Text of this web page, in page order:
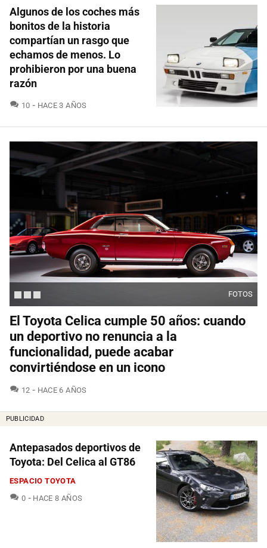
Algunos de los coches más
bonitos de la historia
compartían un rasgo que
echamos de menos. Lo
prohibieron por una buena
razón
10 COMENTARIOS
HACE 3 AÑOS
FOTOS
El Toyota Celica cumple 50 años: cuando
un deportivo no renuncia a la
funcionalidad, puede acabar
convirtiéndose en un icono
12 COMENTARIOS
HACE 6 AÑOS
PUBLICIDAD
Antepasados deportivos de
Toyota: Del Celica al GT86
ESPACIO TOYOTA
0 COMENTARIOS
HACE 8 AÑOS